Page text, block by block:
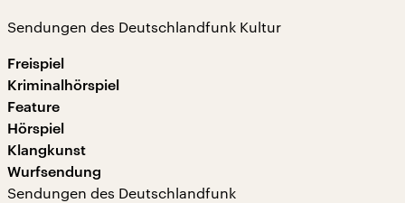
Sendungen des Deutschlandfunk Kultur
Freispiel
Kriminalhörspiel
Feature
Hörspiel
Klangkunst
Wurfsendung
Sendungen des Deutschlandfunk